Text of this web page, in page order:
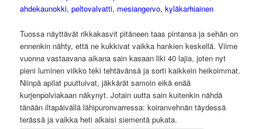
ahdekaunokki, peltovalvatti, mesiangervo, kyläkarhiainen
Tuossa näyttävät rikkakasvit pitäneen taas pintansa ja sehän on
ennenkin nähty, että ne kukkivat vaikka hankien keskellä. Viime
vuonna vastaavana aikana sain kasaan liki 40 lajia, joten nyt
pieni luminen viikko teki tehtävänsä ja sorti kaikkein heikoimmat.
Niinpä apilat puuttuivat, jäkkärät samoin eikä enää
kurjenpolviakaan näkynyt. Jotain uutta sain kuitenkin nähdä
tänään iltapäivällä lähipuronvarressa: koiranvehnän täydessä
terässä ja vaikka heti alkaisi siementä pukata.